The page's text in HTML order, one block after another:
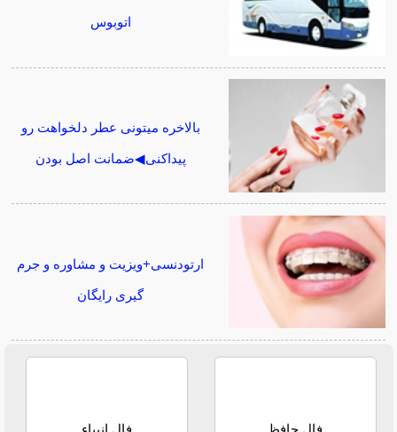
اتوبوس
بالاخره میتونی عطر دلخواهت رو
پیداکنی◀ضمانت اصل بودن
ارتودنسی+ویزیت و مشاوره و جرم
گیری رایگان
فال حافظ فال انبیاء